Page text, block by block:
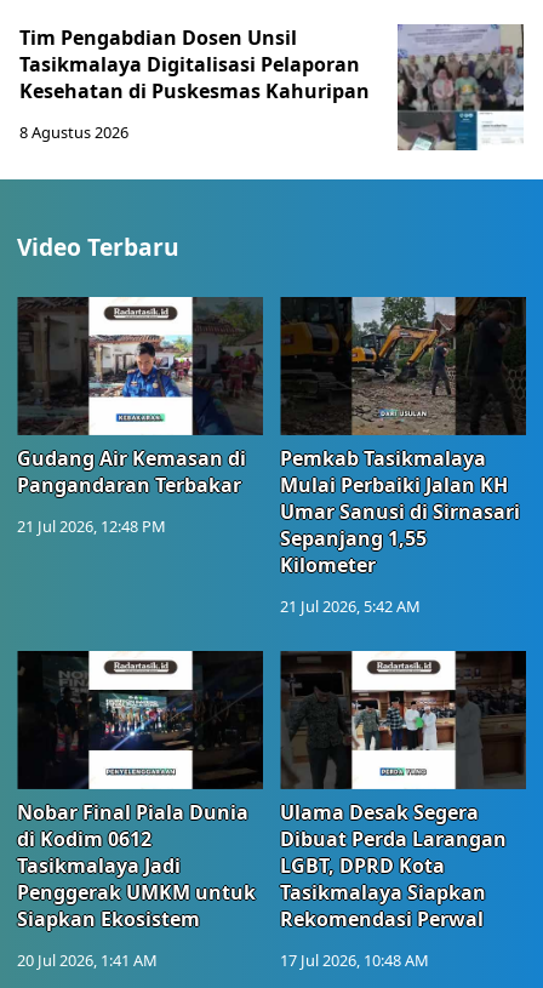
Tim Pengabdian Dosen Unsil
Tasikmalaya Digitalisasi Pelaporan
Kesehatan di Puskesmas Kahuripan
8 Agustus 2026
Video Terbaru
Gudang Air Kemasan di
Pangandaran Terbakar
21 Jul 2026, 12:48 PM
Pemkab Tasikmalaya
Mulai Perbaiki Jalan KH
Umar Sanusi di Sirnasari
Sepanjang 1,55
Kilometer
21 Jul 2026, 5:42 AM
Nobar Final Piala Dunia
di Kodim 0612
Tasikmalaya Jadi
Penggerak UMKM untuk
Siapkan Ekosistem
20 Jul 2026, 1:41 AM
Ulama Desak Segera
Dibuat Perda Larangan
LGBT, DPRD Kota
Tasikmalaya Siapkan
Rekomendasi Perwal
17 Jul 2026, 10:48 AM